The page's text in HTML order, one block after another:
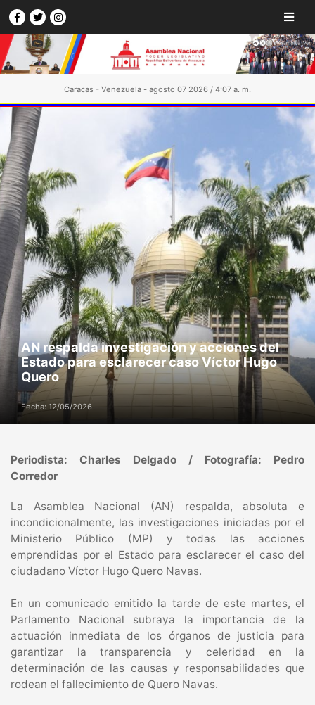
Caracas - Venezuela - agosto 07 2026 / 4:07 a. m.
AN respalda investigación y acciones del
Estado para esclarecer caso Víctor Hugo
Quero
Fecha: 12/05/2026
Periodista: Charles Delgado / Fotografía: Pedro
Corredor
La Asamblea Nacional (AN) respalda, absoluta e
incondicionalmente, las investigaciones iniciadas por el
Ministerio Público (MP) y todas las acciones
emprendidas por el Estado para esclarecer el caso del
ciudadano Víctor Hugo Quero Navas.
En un comunicado emitido la tarde de este martes, el
Parlamento Nacional subraya la importancia de la
actuación inmediata de los órganos de justicia para
garantizar la transparencia y celeridad en la
determinación de las causas y responsabilidades que
rodean el fallecimiento de Quero Navas.